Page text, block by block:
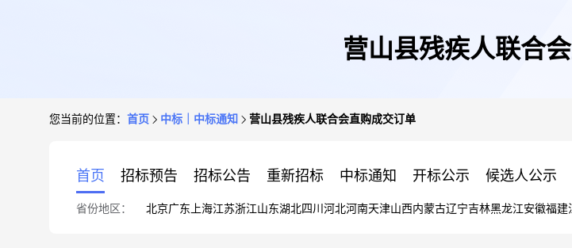
营山县残疾人联合
您当前的位置： 首页 中标｜中标通知 营山县残疾人联合会直购成交订单
首页 招标预告 招标公告 重新招标 中标通知 开标公示 候选人公示
省份地区： 北京广东 上海江苏浙江山东湖北四川 河北河南天津山西内蒙古辽宁吉林黑龙江安徽福建